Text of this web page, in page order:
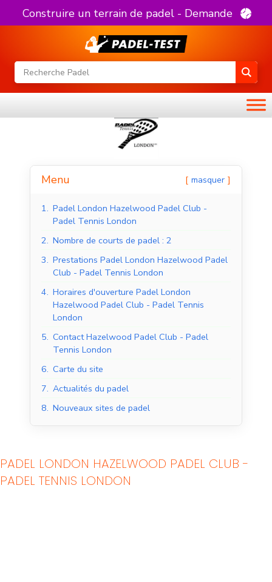
Construire un terrain de padel - Demande
Menu masquer
1. Padel London Hazelwood Padel Club -
Padel Tennis London
2. Nombre de courts de padel : 2
3. Prestations Padel London Hazelwood Padel
Club - Padel Tennis London
4. Horaires d'ouverture Padel London
Hazelwood Padel Club - Padel Tennis
London
5. Contact Hazelwood Padel Club - Padel
Tennis London
6. Carte du site
7. Actualités du padel
8. Nouveaux sites de padel
PADEL LONDON HAZELWOOD PADEL CLUB -
PADEL TENNIS LONDON
salle
extérieur